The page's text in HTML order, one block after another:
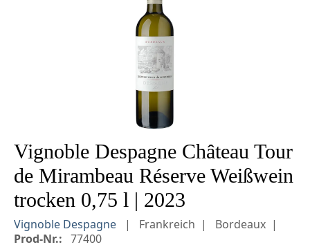
Vignoble Despagne Château Tour
de Mirambeau Réserve Weißwein
trocken 0,75 l | 2023
Vignoble Despagne Frankreich
Bordeaux
Prod-Nr.: 77400